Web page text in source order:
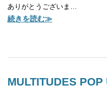
ありがとうございま…
続きを読む≫
MULTITUDES POP